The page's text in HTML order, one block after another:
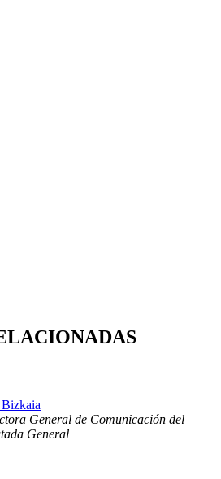
General de Comunicación del
General